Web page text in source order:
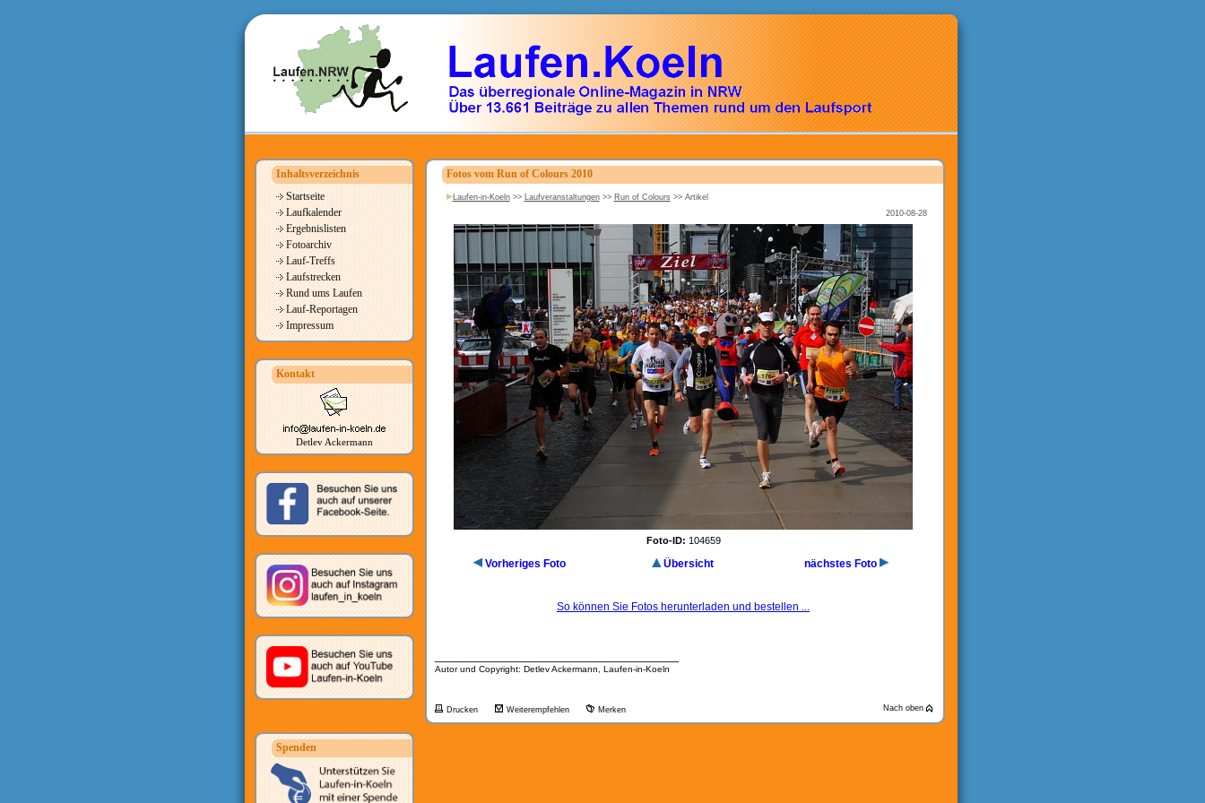
Inhaltsverzeichnis
Startseite
Laufkalender
Ergebnislisten
Fotoarchiv
Lauf-Treffs
Laufstrecken
Rund ums Laufen
Lauf-Reportagen
Impressum
Kontakt
Detlev Ackermann
Spenden
Fotos vom Run of Colours 2010
Laufen-in-Koeln>> Laufveranstaltungen>> Run of Colours >> Artikel
2010-08-28
Foto-ID: 104659
Vorheriges Foto Übersicht nächstes Foto
So können Sie Fotos herunterladen und bestellen ...
Autor und Copyright: Detlev Ackermann, Laufen-in-Koeln
Drucken Weiterempfehlen Merken Nach oben